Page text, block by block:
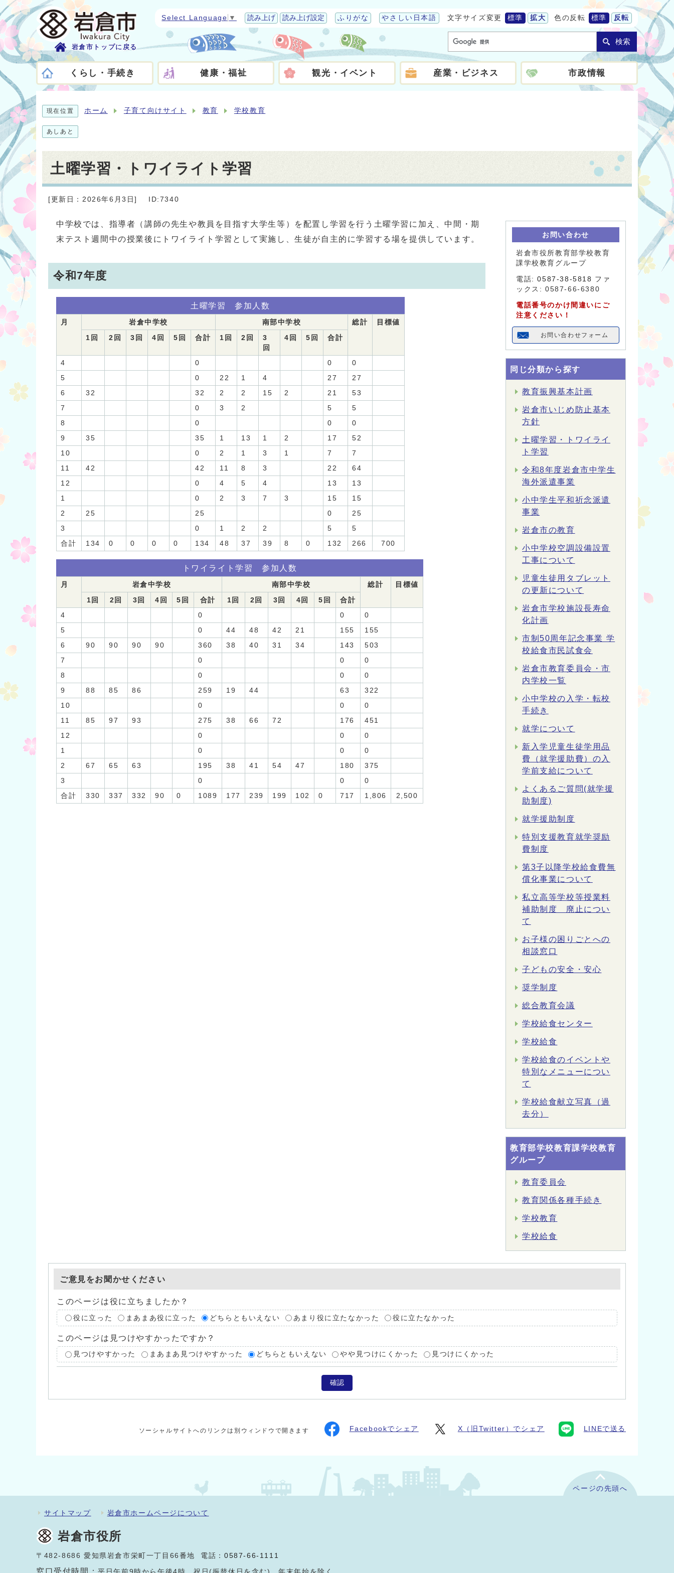
岩倉市トップに戻る
Select Language ▼ 読み上げ 読み上げ設定 ふりがな やさしい日本語 文字サイズ変更 標準 拡大 色の反転 標準 反転
検索
くらし・手続き 健康・福祉 観光・イベント 産業・ビジネス 市政情報
現在位置 ホーム 子育て向けサイト 教育 学校教育
あしあと
土曜学習・トワイライト学習
[更新日：2026年6月3日] ID:7340
中学校では、指導者（講師の先生や教員を目指す大学生等）を配置し学習を行う土曜学習に加え、中間・期
末テスト週間中の授業後にトワイライト学習として実施し、生徒が自主的に学習する場を提供しています。
令和7年度
土曜学習 参加人数
月 岩倉中学校 南部中学校 総計 目標値
1回 2回 3回 4回 5回 合計 1回 2回
3
回
4回 5回 合計
4 0 0
0
5
0 22 1 4 27
27
6
32 32 2 2 15 2 21
53
7
0 3 2 5
5
8
0 0
0
9
35 35 1 13 1 2 17
52
10
0 2 1 3 1 7
7
11
42 42 11 8 3 22
64
12
0 4 5 4 13
13
1
0 2 3 7 3 15
15
2
25 25 0
25
3
0 1 2 2 5
5
合計
134 0 0 0 0 134 48 37 39 8 0 132 266 700
トワイライト学習 参加人数
月 岩倉中学校 南部中学校 総計 目標値
1回 2回 3回 4回 5回 合計 1回 2回 3回 4回 5回
合計
4
0 0
0
5
0 44 48 42 21 155
155
6
90 90 90 90 360 38 40 31 34 143
503
7
0 0
0
8
0 0
0
9
88 85 86 259 19 44 63
322
10
0 0
0
11
85 97 93 275 38 66 72 176
451
12
0 0
0
1
0 0
0
2
67 65 63 195 38 41 54 47 180
375
3
0 0
0
合計
330 337 332 90 0 1089 177 239 199 102 0 717 1,806 2,500
お問い合わせ
岩倉市役所教育部学校教育
課学校教育グループ
電話:0587-38-5818 ファ
ックス: 0587-66-6380
電話番号のかけ間違いにご
注意ください！
お問い合わせフォーム
同じ分類から探す
教育振興基本計画
岩倉市いじめ防止基本
方針
土曜学習・トワイライ
ト学習
令和8年度岩倉市中学生
海外派遣事業
小中学生平和祈念派遣
事業
岩倉市の教育
小中学校空調設備設置
工事について
児童生徒用タブレット
の更新について
岩倉市学校施設長寿命
化計画
市制50周年記念事業 学
校給食市民試食会
岩倉市教育委員会・市
内学校一覧
小中学校の入学・転校
手続き
就学について
新入学児童生徒学用品
費（就学援助費）の入
学前支給について
よくあるご質問(就学援
助制度)
就学援助制度
特別支援教育就学奨励
費制度
第3子以降学校給食費無
償化事業について
私立高等学校等授業料
補助制度 廃止につい
て
お子様の困りごとへの
相談窓口
子どもの安全・安心
奨学制度
総合教育会議
学校給食センター
学校給食
学校給食のイベントや
特別なメニューについ
て
学校給食献立写真（過
去分）
教育部学校教育課学校教育
グループ
教育委員会
教育関係各種手続き
学校教育
学校給食
ご意見をお聞かせください
このページは役に立ちましたか？
役に立った まあまあ役に立った どちらともいえない あまり役に立たなかった 役に立たなかった
このページは見つけやすかったですか？
見つけやすかった まあまあ見つけやすかった どちらともいえない やや見つけにくかった 見つけにくかった
確認
ソーシャルサイトへのリンクは別ウィンドウで開きます Facebookでシェア X（旧Twitter）でシェア LINEで送る
ページの先頭へ
サイトマップ 岩倉市ホームページについて
岩倉市役所
〒482-8686 愛知県岩倉市栄町一丁目66番地 電話：0587-66-1111
窓口受付時間：